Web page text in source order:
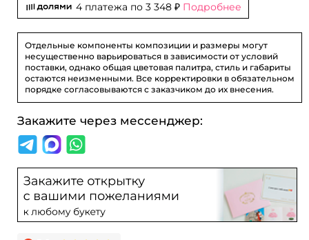
4 платежа по 3 348 ₽ Подробнее
Отдельные компоненты композиции и размеры могут
несущественно варьироваться в зависимости от условий
поставки, однако общая цветовая палитра, стиль и габариты
остаются неизменными. Все корректировки в обязательном
порядке согласовываются с заказчиком до их внесения.
Закажите через мессенджер: